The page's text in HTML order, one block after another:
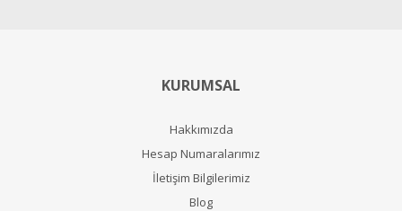
KURUMSAL
Hakkımızda
Hesap Numaralarımız
İletişim Bilgilerimiz
Blog